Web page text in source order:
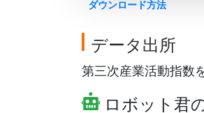
ダウンロード方法
データ出所
第三次産業活動指数
ロボット君